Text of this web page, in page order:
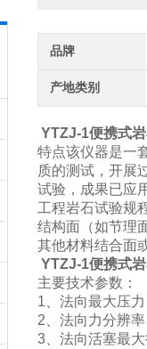
品牌
产地类别
YTZJ-1便携式
特点该仪器是一
质的测试，开展
试验，成果已应
工程岩石试验规
结构面（如节理
其他材料结合面
YTZJ-1便携式
主要技术参数：
1、法向最大压
2、法向力分辨
3、法向活塞最